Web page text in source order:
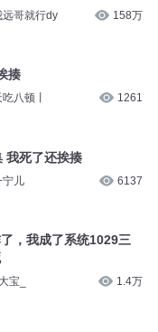
远哥就行dy 158万
揍
八顿丨 1261
我死了还挨揍
宁儿 6137
，我成了系统1029三
宝_ 1.4万